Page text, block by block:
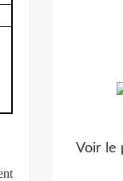
Voir le